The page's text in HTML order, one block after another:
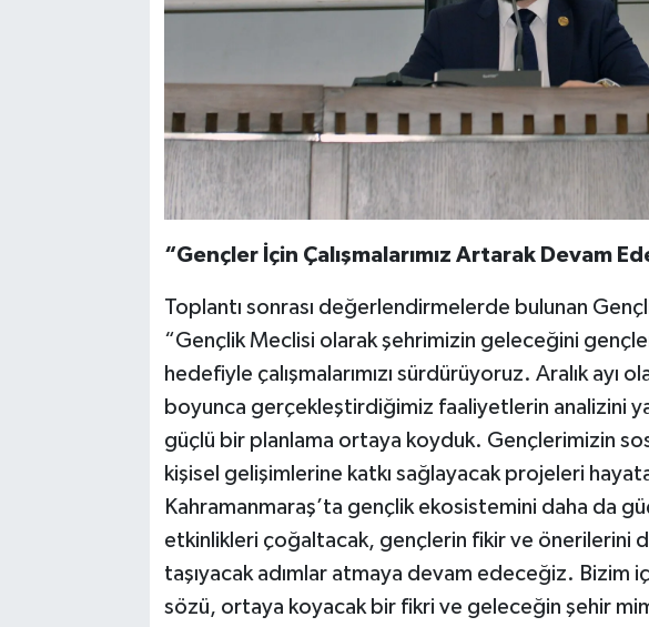
“Gençler İçin Çalışmalarımız Artarak Devam
Toplantı sonrası değerlendirmelerde bulunan
“Gençlik Meclisi olarak şehrimizin geleceğini
hedefiyle çalışmalarımızı sürdürüyoruz. Aralık ayı
boyunca gerçekleştirdiğimiz faaliyetlerin analizini
güçlü bir planlama ortaya koyduk. Gençlerimizin
kişisel gelişimlerine katkı sağlayacak projeleri
Kahramanmaraş’ta gençlik ekosistemini daha da
etkinlikleri çoğaltacak, gençlerin fikir ve önerilerini
taşıyacak adımlar atmaya devam edeceğiz. Bizim
sözü, ortaya koyacak bir fikri ve geleceğin şehir